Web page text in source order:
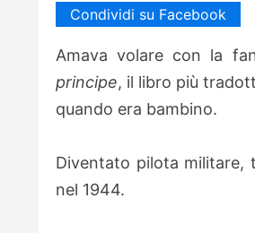
Condividi su Facebook
Amava volare con la
principe, il libro più
quando era bambino.
Diventato pilota militare,
nel 1944.